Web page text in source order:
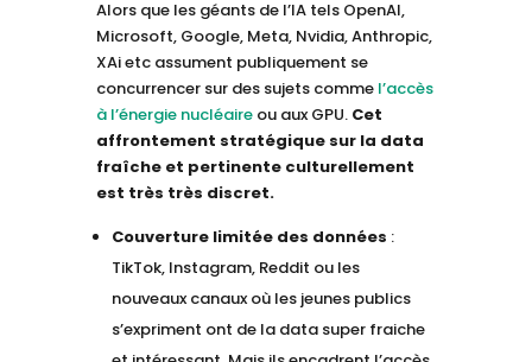
Alors que les géants de l’IA tels OpenAI,
Microsoft, Google, Meta, Nvidia, Anthropic,
XAi etc assument publiquement se
concurrencer sur des sujets comme l’accès
à l’énergie nucléaireou aux GPU. Cet
affrontement stratégique sur la data
fraîche et pertinente culturellement
est très très discret.
Couverture limitée des données :
TikTok, Instagram, Reddit ou les
nouveaux canaux où les jeunes publics
s’expriment ont de la data super fraiche